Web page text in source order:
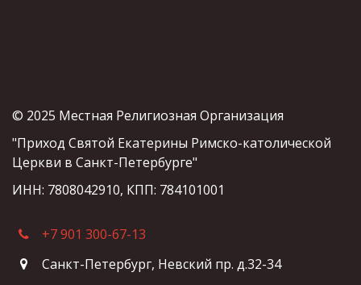
© 2025 Местная Религиозная Организация
"Приход Святой Екатерины Римско-католической
Церкви в Санкт-Петербурге"
ИНН: 7808042910, КПП: 784101001
+7 901 300-67-13
Санкт-Петербург, Невский пр. д.32-34